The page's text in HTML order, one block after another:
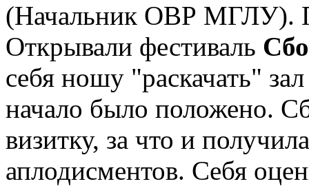
(Начальник ОВР МГЛУ).
Открывали фестиваль
себя ношу "раскачать"
начало было положено.
визитку, за что и
аплодисментов. Себя